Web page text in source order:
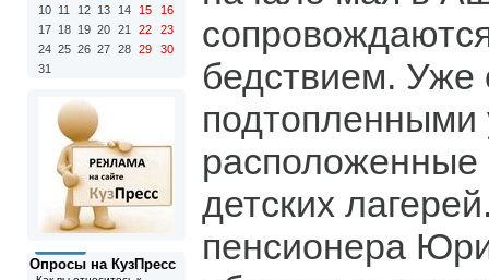
10 11 12 13 14 15
16
17 18 19 20 21 22
23
24 25 26 27 28 29
30
31
Опросы на КузПресс
бедствием. Уже
подтопленными
расположенные
детских
пенсионера